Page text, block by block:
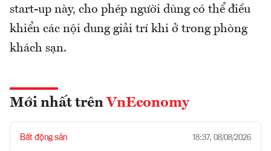
start-up này, cho phép người dùng có thể điều
khiển các nội dung giải trí khi ở trong phòng
khách sạn.
Mới nhất trên VnEconomy
Bất động sản 18:37, 08/08/2026